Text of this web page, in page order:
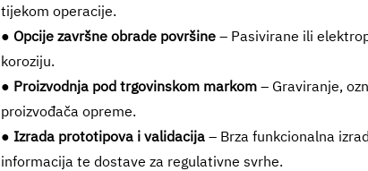
tijekom operacije.
● Opcije završne obrade površine – Pasivirane ili
koroziju.
● Proizvodnja pod trgovinskom markom – Graviranje,
proizvođača opreme.
● Izrada prototipova i validacija – Brza funkcionalna
informacija te dostave za regulativne svrhe.